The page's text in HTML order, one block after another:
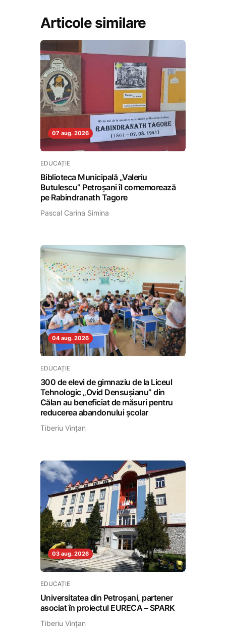
Articole similare
07 aug. 2026
EDUCAȚIE
Biblioteca Municipală „Valeriu
Butulescu” Petroșani îl comemorează
pe Rabindranath Tagore
Pascal Carina Simina
04 aug. 2026
EDUCAȚIE
300 de elevi de gimnaziu de la Liceul
Tehnologic „Ovid Densușianu” din
Călan au beneficiat de măsuri pentru
reducerea abandonului școlar
Tiberiu Vințan
03 aug. 2026
EDUCAȚIE
Universitatea din Petroșani, partener
asociat în proiectul EURECA – SPARK
Tiberiu Vințan